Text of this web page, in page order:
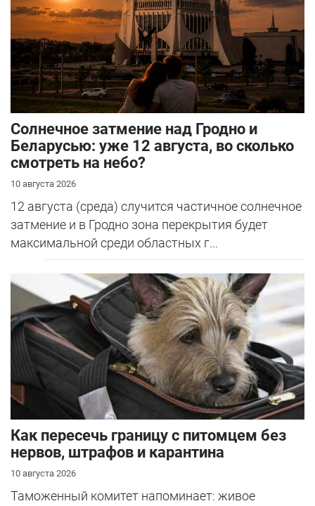
Солнечное затмение над Гродно и
Беларусью: уже 12 августа, во сколько
смотреть на небо?
10 августа 2026
12 августа (среда) случится частичное солнечное
затмение и в Гродно зона перекрытия будет
максимальной среди областных г...
Как пересечь границу с питомцем без
нервов, штрафов и карантина
10 августа 2026
Таможенный комитет напоминает: живое